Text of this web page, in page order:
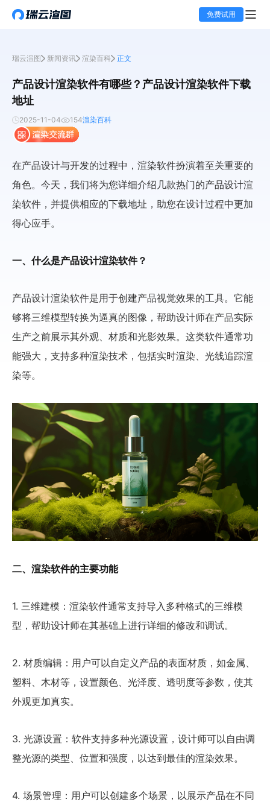
免费试用
瑞云渲图 新闻资讯 渲染百科 正文
产品设计渲染软件有哪些？产品设计渲染软件下载
地址
2025-11-04 154渲染百科
在产品设计与开发的过程中，渲染软件扮演着至关重要的
角色。今天，我们将为您详细介绍几款热门的产品设计渲
染软件，并提供相应的下载地址，助您在设计过程中更加
得心应手。
一、什么是产品设计渲染软件？
产品设计渲染软件是用于创建产品视觉效果的工具。它能
够将三维模型转换为逼真的图像，帮助设计师在产品实际
生产之前展示其外观、材质和光影效果。这类软件通常功
能强大，支持多种渲染技术，包括实时渲染、光线追踪渲
染等。
二、渲染软件的主要功能
1. 三维建模：渲染软件通常支持导入多种格式的三维模
型，帮助设计师在其基础上进行详细的修改和调试。
2. 材质编辑：用户可以自定义产品的表面材质，如金属、
塑料、木材等，设置颜色、光泽度、透明度等参数，使其
外观更加真实。
3. 光源设置：软件支持多种光源设置，设计师可以自由调
整光源的类型、位置和强度，以达到最佳的渲染效果。
4. 场景管理：用户可以创建多个场景，以展示产品在不同